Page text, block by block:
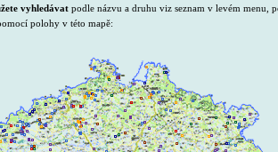
vyhledávat podle názvu a druhu viz seznam v levém menu,
polohy v této mapě: